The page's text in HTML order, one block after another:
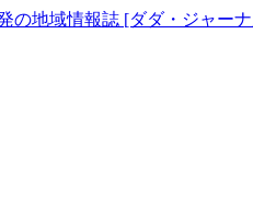
の地域情報誌 [ダダ・ジャー